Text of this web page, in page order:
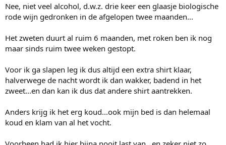
Nee, niet veel alcohol, d.w.z. drie keer een glaasje biologische
rode wijn gedronken in de afgelopen twee maanden...
Het zweten duurt al ruim 6 maanden, met roken ben ik nog
maar sinds ruim twee weken gestopt.
Voor ik ga slapen leg ik dus altijd een extra shirt klaar,
halverwege de nacht wordt ik dan wakker, badend in het
zweet...en dan kan ik dus dat andere shirt aantrekken.
Anders krijg ik het erg koud...ook mijn bed is dan helemaal
koud en klam van al het vocht.